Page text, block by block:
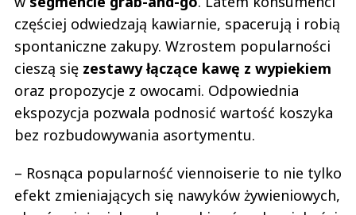
częściej odwiedzają kawiarnie, spacerują i robią
spontaniczne zakupy. Wzrostem popularności
cieszą się zestawy łączące kawę z wypiekiem
oraz propozycje z owocami. Odpowiednia
ekspozycja pozwala podnosić wartość koszyka
bez rozbudowywania asortymentu.
– Rosnąca popularność viennoiserie to nie tylko
efekt zmieniających się nawyków żywieniowych,